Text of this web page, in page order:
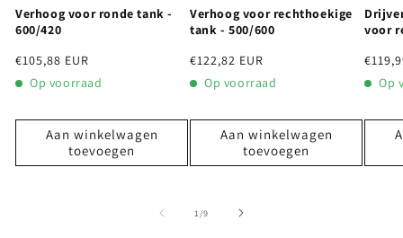
Verhoog voor ronde tank -
600/420
Normale
prijs
€105,88 EUR
Op voorraad
Aan winkelwagen
toevoegen
Verhoog voor rechthoekige
tank - 500/600
Normale
prijs
€122,82 EUR
Op voorraad
Aan winkelwagen
toevoegen
voor
prijs
Op
1/van
9